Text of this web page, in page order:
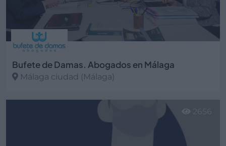
Bufete de Damas. Abogados en Málaga
Málaga ciudad (Málaga)
Ver más